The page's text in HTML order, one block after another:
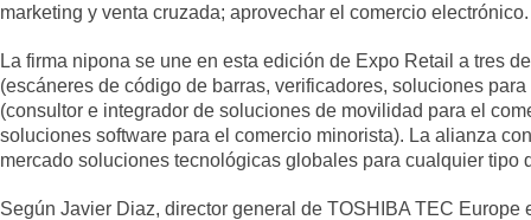
marketing y venta cruzada; aprovechar el comercio electrónico.
La firma nipona se une en esta edición de Expo Retail a tres
(escáneres de código de barras, verificadores, soluciones
(consultor e integrador de soluciones de movilidad para el
soluciones software para el comercio minorista). La alianza
mercado soluciones tecnológicas globales para cualquier tipo
Según Javier Diaz, director general de TOSHIBA TEC Europe